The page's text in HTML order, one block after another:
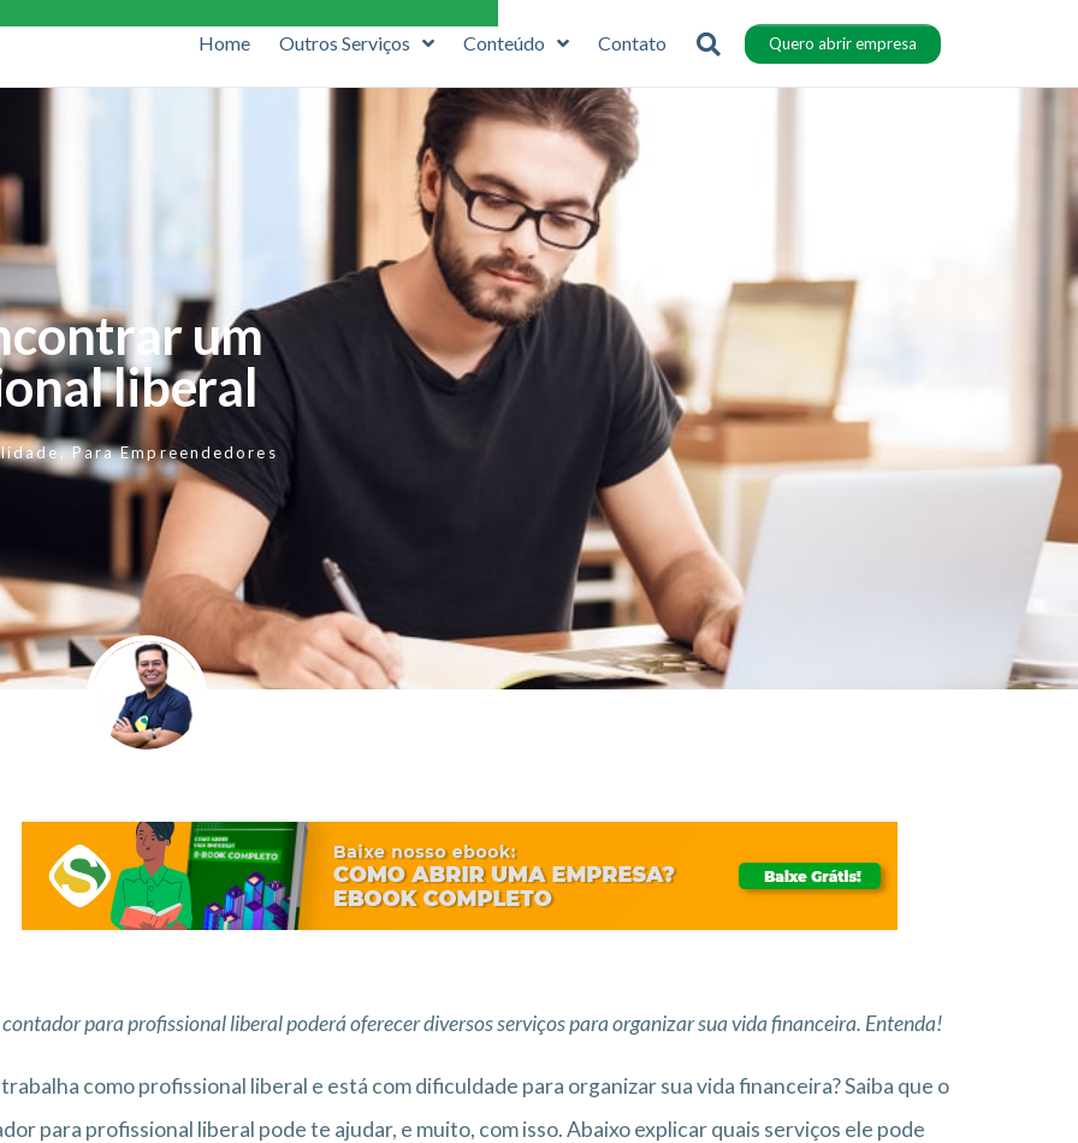
Home Outros Serviços Conteúdo Contato Quero abrir empresa
um
liberal
,Para Empreendedores
para profissional liberal poderá oferecer diversos serviços para organizar sua vida financeira. Entenda!
como profissional liberal e está com dificuldade para organizar sua vida financeira? Saiba que o
para profissional liberal pode te ajudar, e muito, com isso. Abaixo explicar quais serviços ele pode